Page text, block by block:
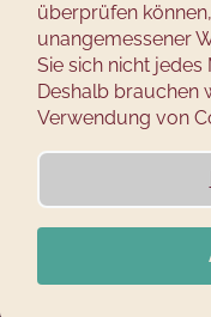
überprüfen
unangemessener
Sie sich nicht
Deshalb brauchen
Verwendung von
u
c
h
e
n
S
?